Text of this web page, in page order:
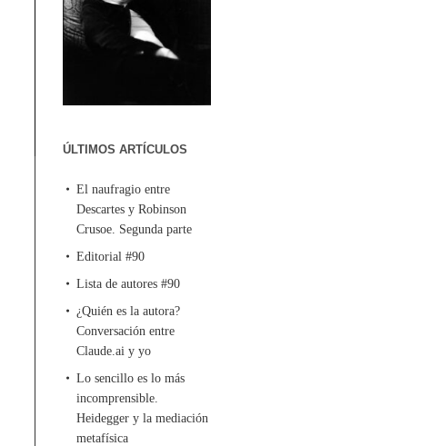
ÚLTIMOS ARTÍCULOS
El naufragio entre
Descartes y Robinson
Crusoe. Segunda parte
Editorial #90
Lista de autores #90
¿Quién es la autora?
Conversación entre
Claude.ai y yo
Lo sencillo es lo más
incomprensible.
Heidegger y la mediación
metafísica